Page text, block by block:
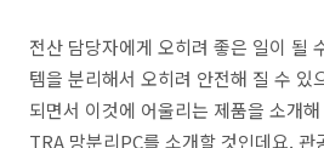
전산 담당자에게 오히려 좋은 일이 될
템을 분리해서 오히려 안전해 질 수 있
되면서 이것에 어울리는 제품을 소개
TRA 망분리PC를 소개할 것인데요. 관